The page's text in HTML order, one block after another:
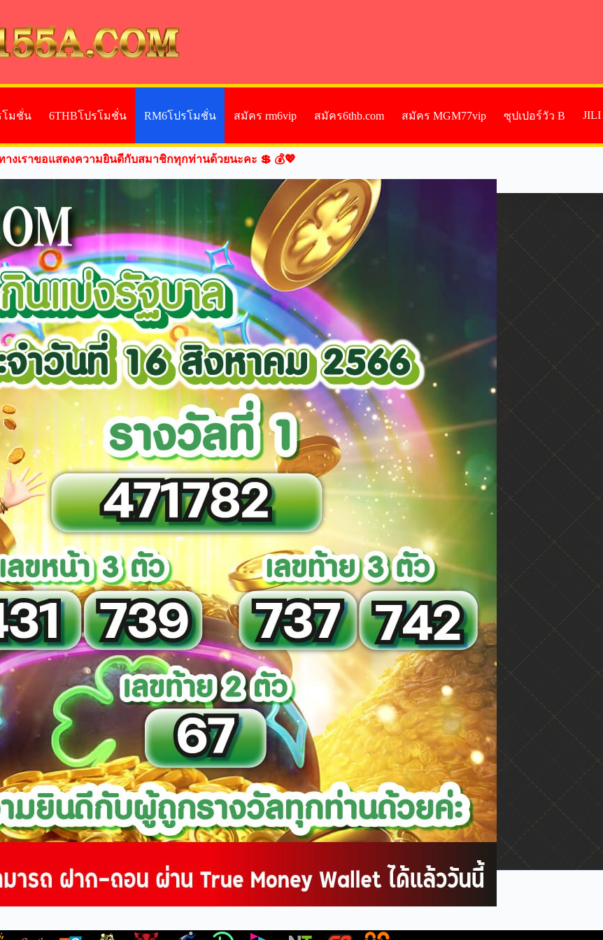
โมชั่น 6THBโปรโมชั่น RM6โปรโมชั่น สมัคร rm6vip สมัคร6thb.com สมัคร MGM77vip ซุปเปอร์วัว B JILI
างเราขอแสดงความยินดีกับสมาชิกทุกท่านด้วยนะคะ 💲 💰💖